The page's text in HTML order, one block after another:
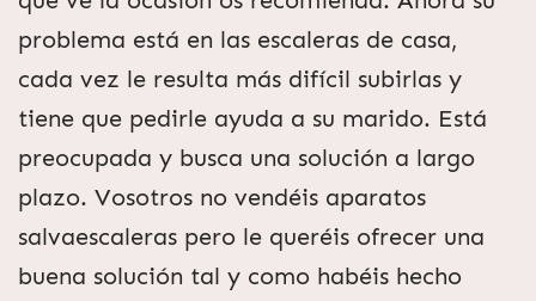
problema está en las escaleras de casa,
cada vez le resulta más difícil subirlas y
tiene que pedirle ayuda a su marido. Está
preocupada y busca una solución a largo
plazo. Vosotros no vendéis aparatos
salvaescaleras pero le queréis ofrecer una
buena solución tal y como habéis hecho